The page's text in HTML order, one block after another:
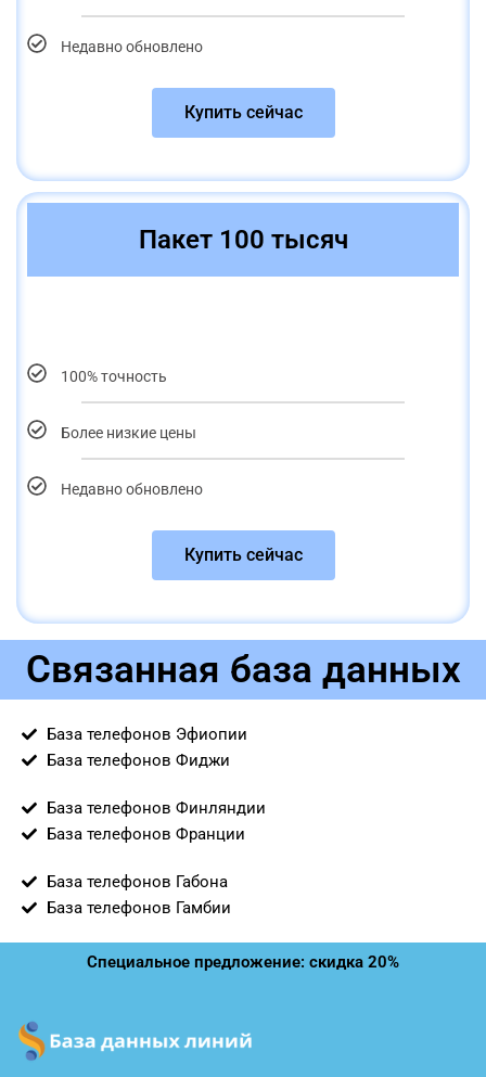
Недавно обновлено
Купить сейчас
Пакет 100 тысяч
100% точность
Более низкие цены
Недавно обновлено
Купить сейчас
Связанная база данных
База телефонов Эфиопии
База телефонов Фиджи
База телефонов Финляндии
База телефонов Франции
База телефонов Габона
База телефонов Гамбии
Специальное предложение: скидка 20%